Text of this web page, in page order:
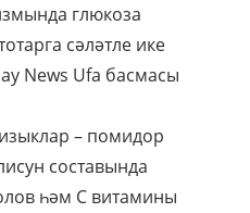
глюкоза
сәләтле ике
News Ufa басмасы
– помидор
составында
һәм С витамины